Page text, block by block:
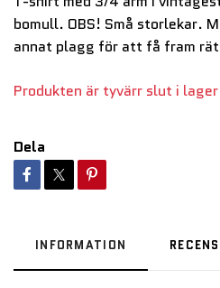
bomull. OBS! Små storlekar.
annat plagg för att få fram
Produkten är tyvärr slut i
Dela
INFORMATION